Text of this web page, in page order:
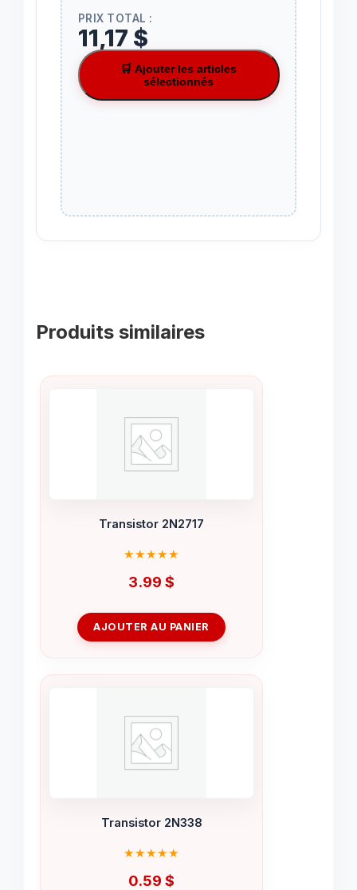
PRIX TOTAL :
11,17 $
🛒 Ajouter les articles
sélectionnés
Produits similaires
Transistor 2N2717
3.99 $
AJOUTER AU PANIER
Transistor 2N338
0.59 $